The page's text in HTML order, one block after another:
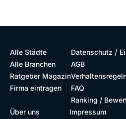
Alle Städte
Alle Branchen
Ratgeber Magazin
Firma eintragen
Datenschutz /
AGB
FAQ
Ranking /
Über uns
Impressum